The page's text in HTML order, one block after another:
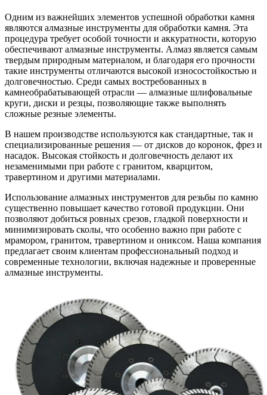
Одним из важнейших элементов успешной обработки камня
являются алмазные инструменты для обработки камня. Эта
процедура требует особой точности и аккуратности, которую
обеспечивают алмазные инструменты. Алмаз является самым
твердым природным материалом, и благодаря его прочности
такие инструменты отличаются высокой износостойкостью и
долговечностью. Среди самых востребованных в
камнеобрабатывающей отрасли — алмазные шлифовальные
круги, диски и резцы, позволяющие также выполнять
сложные резные элементы.
В нашем производстве используются как стандартные, так и
специализированные решения — от дисков до коронок, фрез и
насадок. Высокая стойкость и долговечность делают их
незаменимыми при работе с гранитом, кварцитом,
травертином и другими материалами.
Использование алмазных инструментов для резьбы по камню
существенно повышает качество готовой продукции. Они
позволяют добиться ровных срезов, гладкой поверхности и
минимизировать сколы, что особенно важно при работе с
мрамором, гранитом, травертином и ониксом. Наша компания
предлагает своим клиентам профессиональный подход и
современные технологии, включая надежные и проверенные
алмазные инструменты.